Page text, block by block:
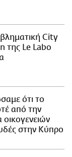
City
της Le Labo
ότι το
από την
στην Κύπρο